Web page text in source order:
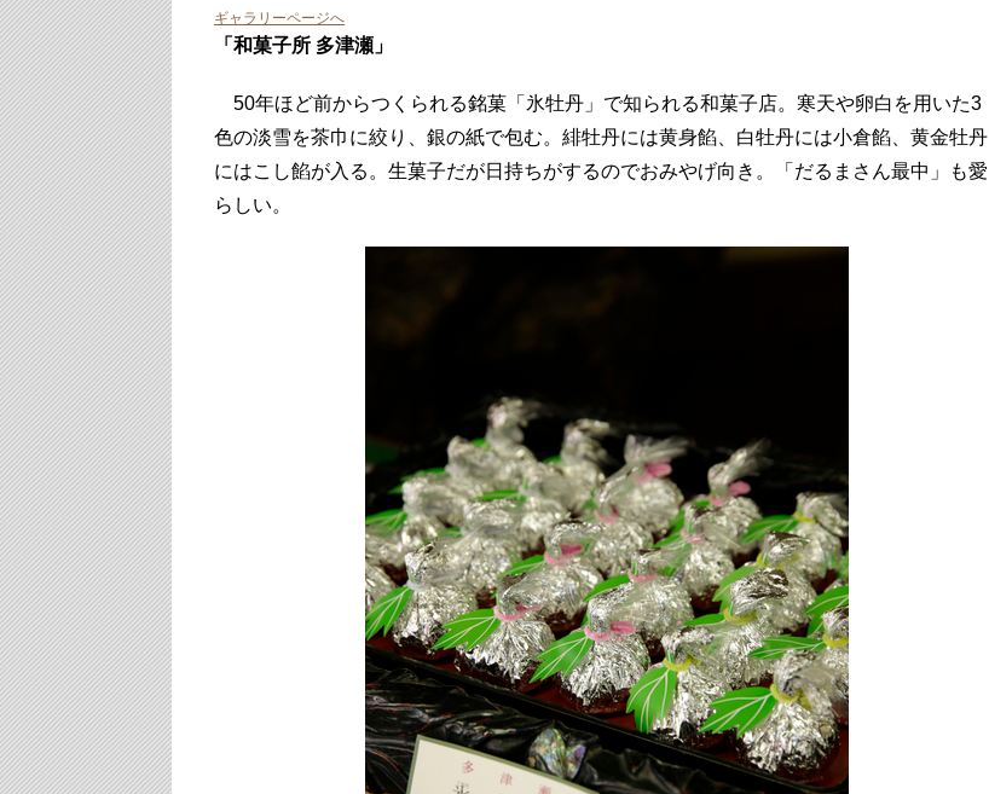
ギャラリーページへ
「和菓子所 多津瀬」
50年ほど前からつくられる銘菓「氷牡丹」で知られる和菓子店。寒天や卵白を用いた3
色の淡雪を茶巾に絞り、銀の紙で包む。緋牡丹には黄身餡、白牡丹には小倉餡、黄金牡丹
にはこし餡が入る。生菓子だが日持ちがするのでおみやげ向き。「だるまさん最中」も愛
らしい。